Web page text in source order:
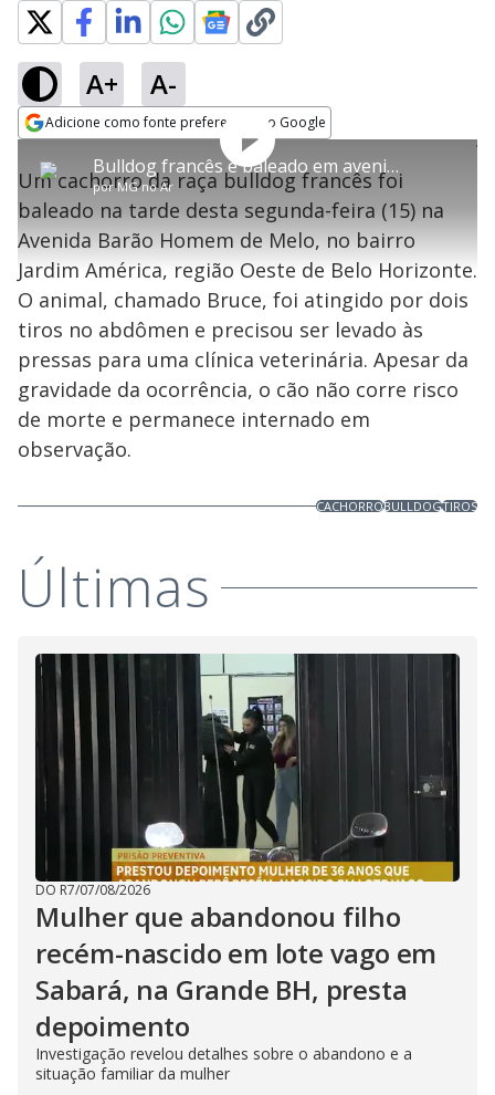
A+ A-
Adicione como fonte preferencial no Google
Play
Video
Bulldog francês é baleado em avenida de BH; tutor tenta impedir novos disparos
porMG no Ar
a
window.
modal
be
closed
by
the
key
activating
the
close
button.
Rever
Um cachorro da raça bulldog francês foi
baleado na tarde desta segunda-feira (15) na
Avenida Barão Homem de Melo, no bairro
Jardim América, região Oeste de Belo Horizonte.
O animal, chamado Bruce, foi atingido por dois
tiros no abdômen e precisou ser levado às
pressas para uma clínica veterinária. Apesar da
gravidade da ocorrência, o cão não corre risco
de morte e permanece internado em
observação.
CACHORROBULLDOGTIROS
Últimas
DO R7/07/08/2026
Mulher que abandonou filho
recém-nascido em lote vago em
Sabará, na Grande BH, presta
depoimento
Investigação revelou detalhes sobre o abandono e a
situação familiar da mulher